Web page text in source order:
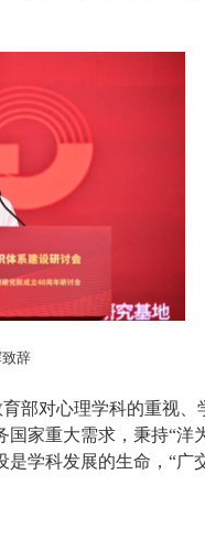
辞
部对心理学科的重视
家重大需求，秉持“洋
学科发展的生命，“广